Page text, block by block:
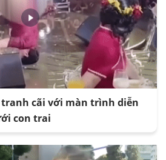
cãi với màn trình diễn
con trai